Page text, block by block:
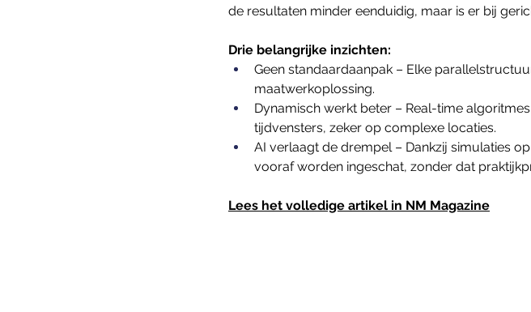
de resultaten minder eenduidig, maar is er bij
Drie belangrijke inzichten:
Geen standaardaanpak – Elke
maatwerkoplossing.
Dynamisch werkt beter – Real-time
tijdvensters, zeker op complexe locaties.
AI verlaagt de drempel – Dankzij simulaties
vooraf worden ingeschat, zonder dat
Lees het volledige artikel in NM Magazine